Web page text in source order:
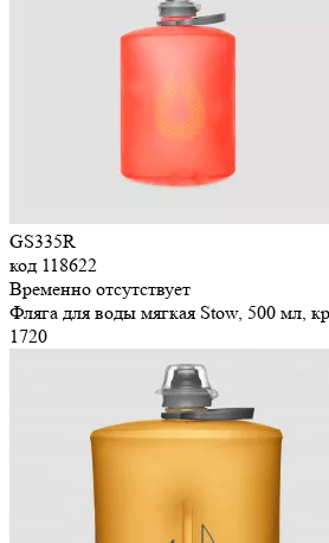
GS335R
код 118622
Временно отсутствует
Фляга для воды мягкая Stow, 500 мл,
1720